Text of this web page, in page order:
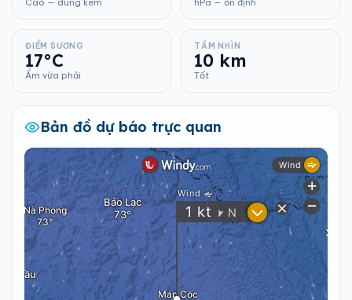
Cao — dùng kem hPa — ổn định
ĐIỂM SƯƠNG
17°C
Ẩm vừa phải
TẦM NHÌN
10 km
Tốt
Bản đồ dự báo trực quan